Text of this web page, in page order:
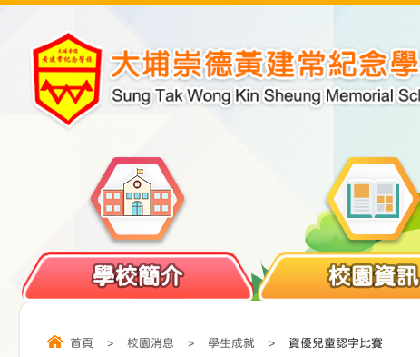
學校簡介 校園資訊
首頁 > 校園消息 > 學生成就 > 資優兒童認字比賽